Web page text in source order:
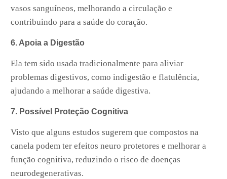
vasos sanguíneos, melhorando a circulação e
contribuindo para a saúde do coração.
6. Apoia a Digestão
Ela tem sido usada tradicionalmente para aliviar
problemas digestivos, como indigestão e flatulência,
ajudando a melhorar a saúde digestiva.
7. Possível Proteção Cognitiva
Visto que alguns estudos sugerem que compostos na
canela podem ter efeitos neuro protetores e melhorar a
função cognitiva, reduzindo o risco de doenças
neurodegenerativas.